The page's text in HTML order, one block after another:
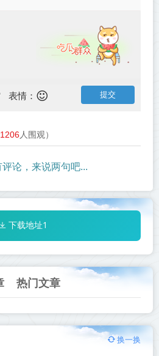
表情：
1206人围观）
论，来说两句吧...
下载地址1
热门文章
换一换